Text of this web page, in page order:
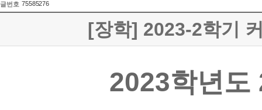
글번호 75585276
[장학] 2023-2학기
2023학년도